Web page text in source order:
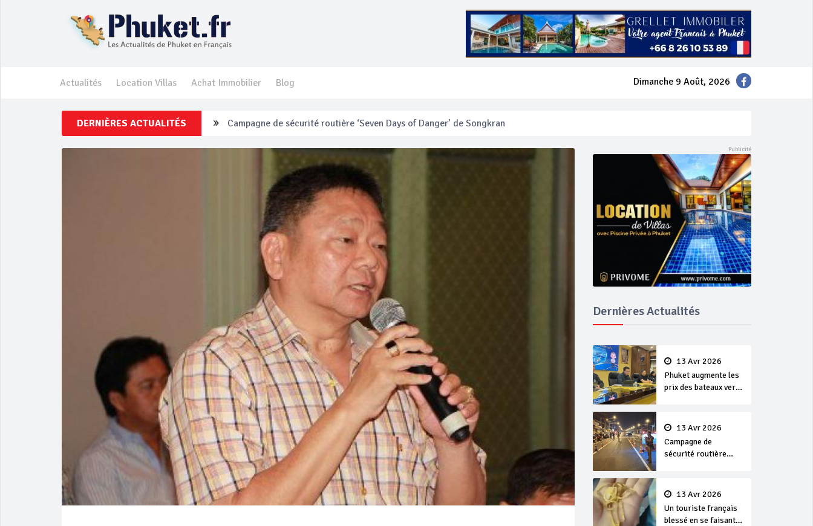
Actualités Location Villas Achat Immobilier Blog Dimanche 9 Août, 2026
DERNIÈRES ACTUALITÉS Un touriste français blessé en se faisant arracher son collier en or
Phuket Peranakan Festival
‘Phuket Eye’ assurera la sécurité pendant Songkran
Phuket augmente les prix des bateaux vers Koh Phi Phi et des excursions en mer
Campagne de sécurité routière ‘Seven Days of Danger’ de Songkran
Dernières Actualités
13 Avr 2026
Phuket augmente les
prix des bateaux vers
13 Avr 2026
Campagne de
sécurité routière
13 Avr 2026
Un touriste français
blessé en se faisant